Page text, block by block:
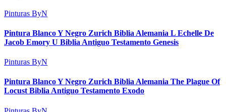
Pinturas ByN
Pintura Blanco Y Negro Zurich Biblia Alemania L Echelle De
Jacob Emory U Biblia Antiguo Testamento Genesis
Pinturas ByN
Pintura Blanco Y Negro Zurich Biblia Alemania The Plague Of
Locust Biblia Antiguo Testamento Exodo